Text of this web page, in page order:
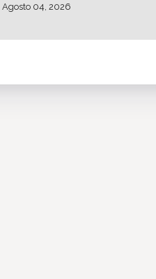
Agosto 04, 2026